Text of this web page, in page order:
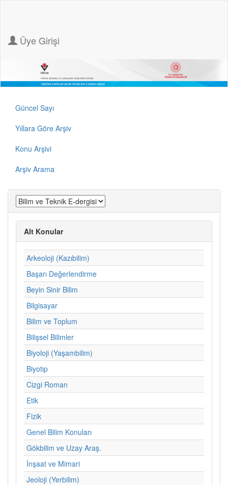
Üye Girişi
Güncel Sayı
Yıllara Göre Arşiv
Konu Arşivi
Arşiv Arama
Alt Konular
Arkeoloji (Kazıbilim)
Başarı Değerlendirme
Beyin Sinir Bilim
Bilgisayar
Bilim ve Toplum
Bilişsel Bilimler
Biyoloji (Yaşambilim)
Biyotıp
Cizgi Roman
Etik
Fizik
Genel Bilim Konuları
Gökbilim ve Uzay Araş.
İnşaat ve Mimari
Jeoloji (Yerbilim)